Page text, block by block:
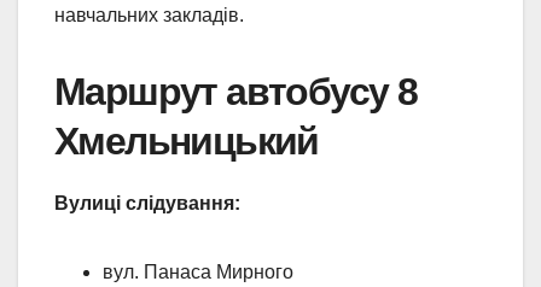
навчальних закладів.
Маршрут автобусу 8
Хмельницький
Вулиці слідування:
вул. Панаса Мирного